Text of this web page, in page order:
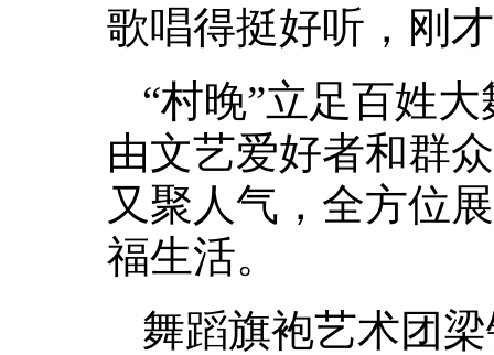
歌唱得挺好听，刚
“村晚”立足百姓
由文艺爱好者和群
又聚人气，全方位
福生活。
舞蹈旗袍艺术团